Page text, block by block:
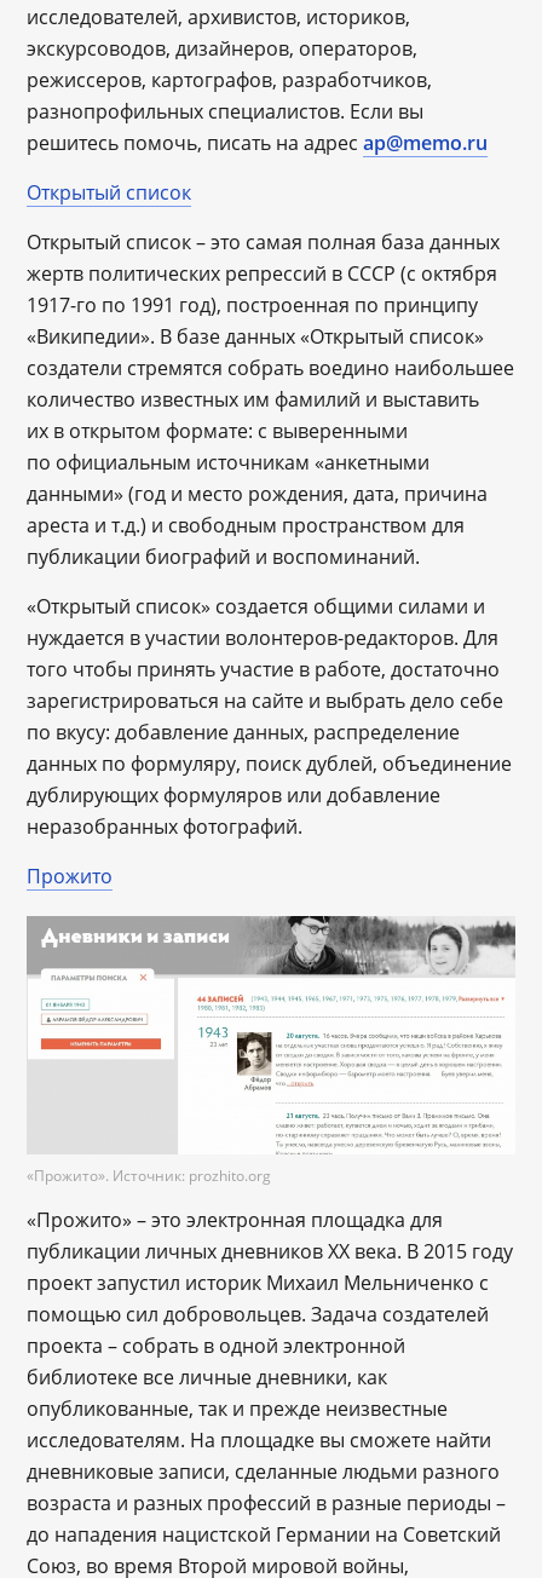
исследователей, архивистов, историков,
экскурсоводов, дизайнеров, операторов,
режиссеров, картографов, разработчиков,
разнопрофильных специалистов. Если вы
решитесь помочь, писать на адресap@memo.ru
Открытый список
Открытый список – это самая полная база данных
жертв политических репрессий в СССР (с октября
1917-го по 1991 год), построенная по принципу
«Википедии». В базе данных «Открытый cписок»
создатели стремятся собрать воедино наибольшее
количество известных им фамилий и выставить
их в открытом формате: с выверенными
по официальным источникам «анкетными
данными» (год и место рождения, дата, причина
ареста и т.д.) и свободным пространством для
публикации биографий и воспоминаний.
«Открытый список» создается общими силами и
нуждается в участии волонтеров-редакторов. Для
того чтобы принять участие в работе, достаточно
зарегистрироваться на сайте и выбрать дело себе
по вкусу: добавление данных, распределение
данных по формуляру, поиск дублей, объединение
дублирующих формуляров или добавление
неразобранных фотографий.
Прожито
«Прожито». Источник: prozhito.org
«Прожито» – это электронная площадка для
публикации личных дневников ХХ века. В 2015 году
проект запустил историк Михаил Мельниченко с
помощью сил добровольцев. Задача создателей
проекта – собрать в одной электронной
библиотеке все личные дневники, как
опубликованные, так и прежде неизвестные
исследователям. На площадке вы сможете найти
дневниковые записи, сделанные людьми разного
возраста и разных профессий в разные периоды –
до нападения нацистской Германии на Советский
Союз, во время Второй мировой войны,